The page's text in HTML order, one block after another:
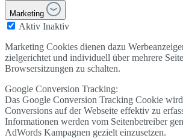
Marketing
Aktiv Inaktiv
Marketing Cookies dienen dazu
zielgerichtet und individuell über mehrere
Browsersitzungen zu schalten.
Google Conversion Tracking:
Das Google Conversion Tracking Cookie
Conversions auf der Webseite effektiv zu
Informationen werden vom Seitenbetreiber
AdWords Kampagnen gezielt einzusetzen.